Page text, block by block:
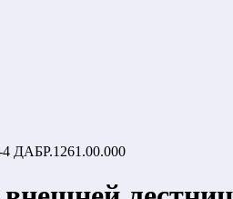
4 ДАБР.1261.00.000